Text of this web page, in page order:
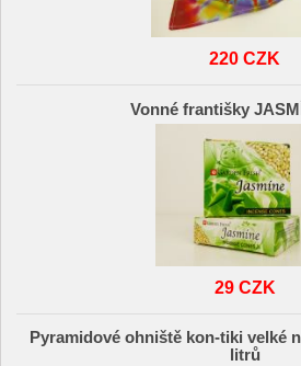
220 CZK
Vonné františky
29 CZK
Pyramidové ohniště kon-tiki velké
litrů